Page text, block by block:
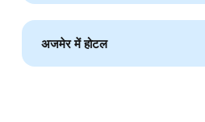
अजमेर में होटल